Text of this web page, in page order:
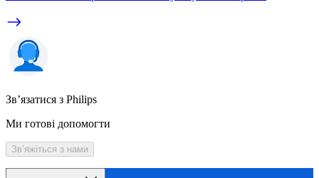
Зв’язатися з Philips
Ми готові допомогти
Зв’яжіться з нами